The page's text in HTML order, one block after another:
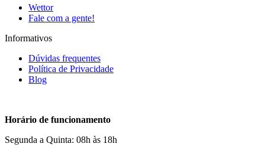
Wettor
Fale com a gente!
Informativos
Dúvidas frequentes
Política de Privacidade
Blog
Horário de funcionamento
Segunda a Quinta: 08h às 18h